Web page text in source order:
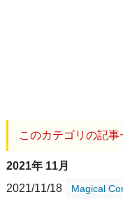
このカテゴリの記事
2021年 11月
2021/11/18
Magical